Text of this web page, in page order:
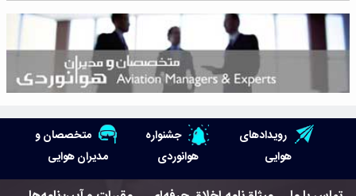
شلوغ‌ترین فرودگاه‌های اروپا در ۲۰۲۵: لندن، استانبول و پاریس
پخش زنده پرواز سیزدهم موشک استارشیپ اسپیس‌ایکس [جمعه ساعت ۰۱:۴۵]
هوش مصنوعی وارد تعمیر و بازرسی موتورهای هواپیما شد
حمله هوایی به تأسیسات فرودگاه سمنان
استخدام در صنعت هوانوردی کانادا با آموزش رایگان و حقوق ۱۲۷ هزار دلاری
رویدادهای
هوایی
جشنواره
هوانوردی
متخصصان و
مدیران هوایی